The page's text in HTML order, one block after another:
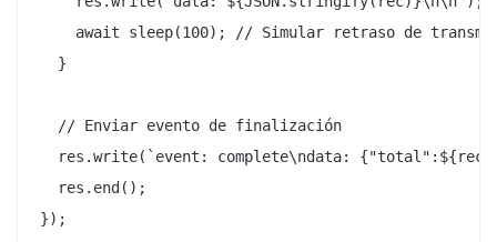
await sleep(100); // Simular retraso de
  }
  // Enviar evento de finalización
res.write(`event: complete\ndata:
  res.end();